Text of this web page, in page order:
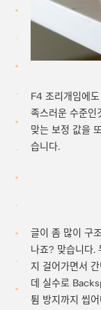
F4 조리개임에
족스러운 수준인
맞는 보정 값을
습니다.
글이 좀 많이 구
나죠? 맞습니다.
지 걸어가면서
데 실수로
튐 방지까지 씹